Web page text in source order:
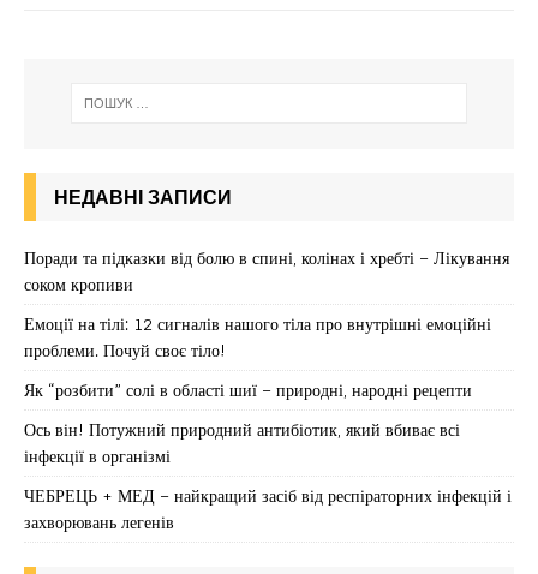
НЕДАВНІ ЗАПИСИ
Поради та підказки від болю в спині, колінах і хребті – Лікування
соком кропиви
Емоції на тілі: 12 сигналів нашого тіла про внутрішні емоційні
проблеми. Почуй своє тіло!
Як “розбити” солі в області шиї – природні, народні рецепти
Ось він! Потужний природний антибіотик, який вбиває всі
інфекції в організмі
ЧЕБРЕЦЬ + МЕД – найкращий засіб від респіраторних інфекцій і
захворювань легенів